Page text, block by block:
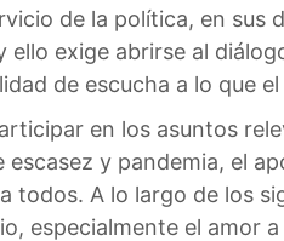
de la política, en
ello exige abrirse al
de escucha a lo que
en los asuntos
y pandemia, el
todos. A lo largo de los
especialmente el amor